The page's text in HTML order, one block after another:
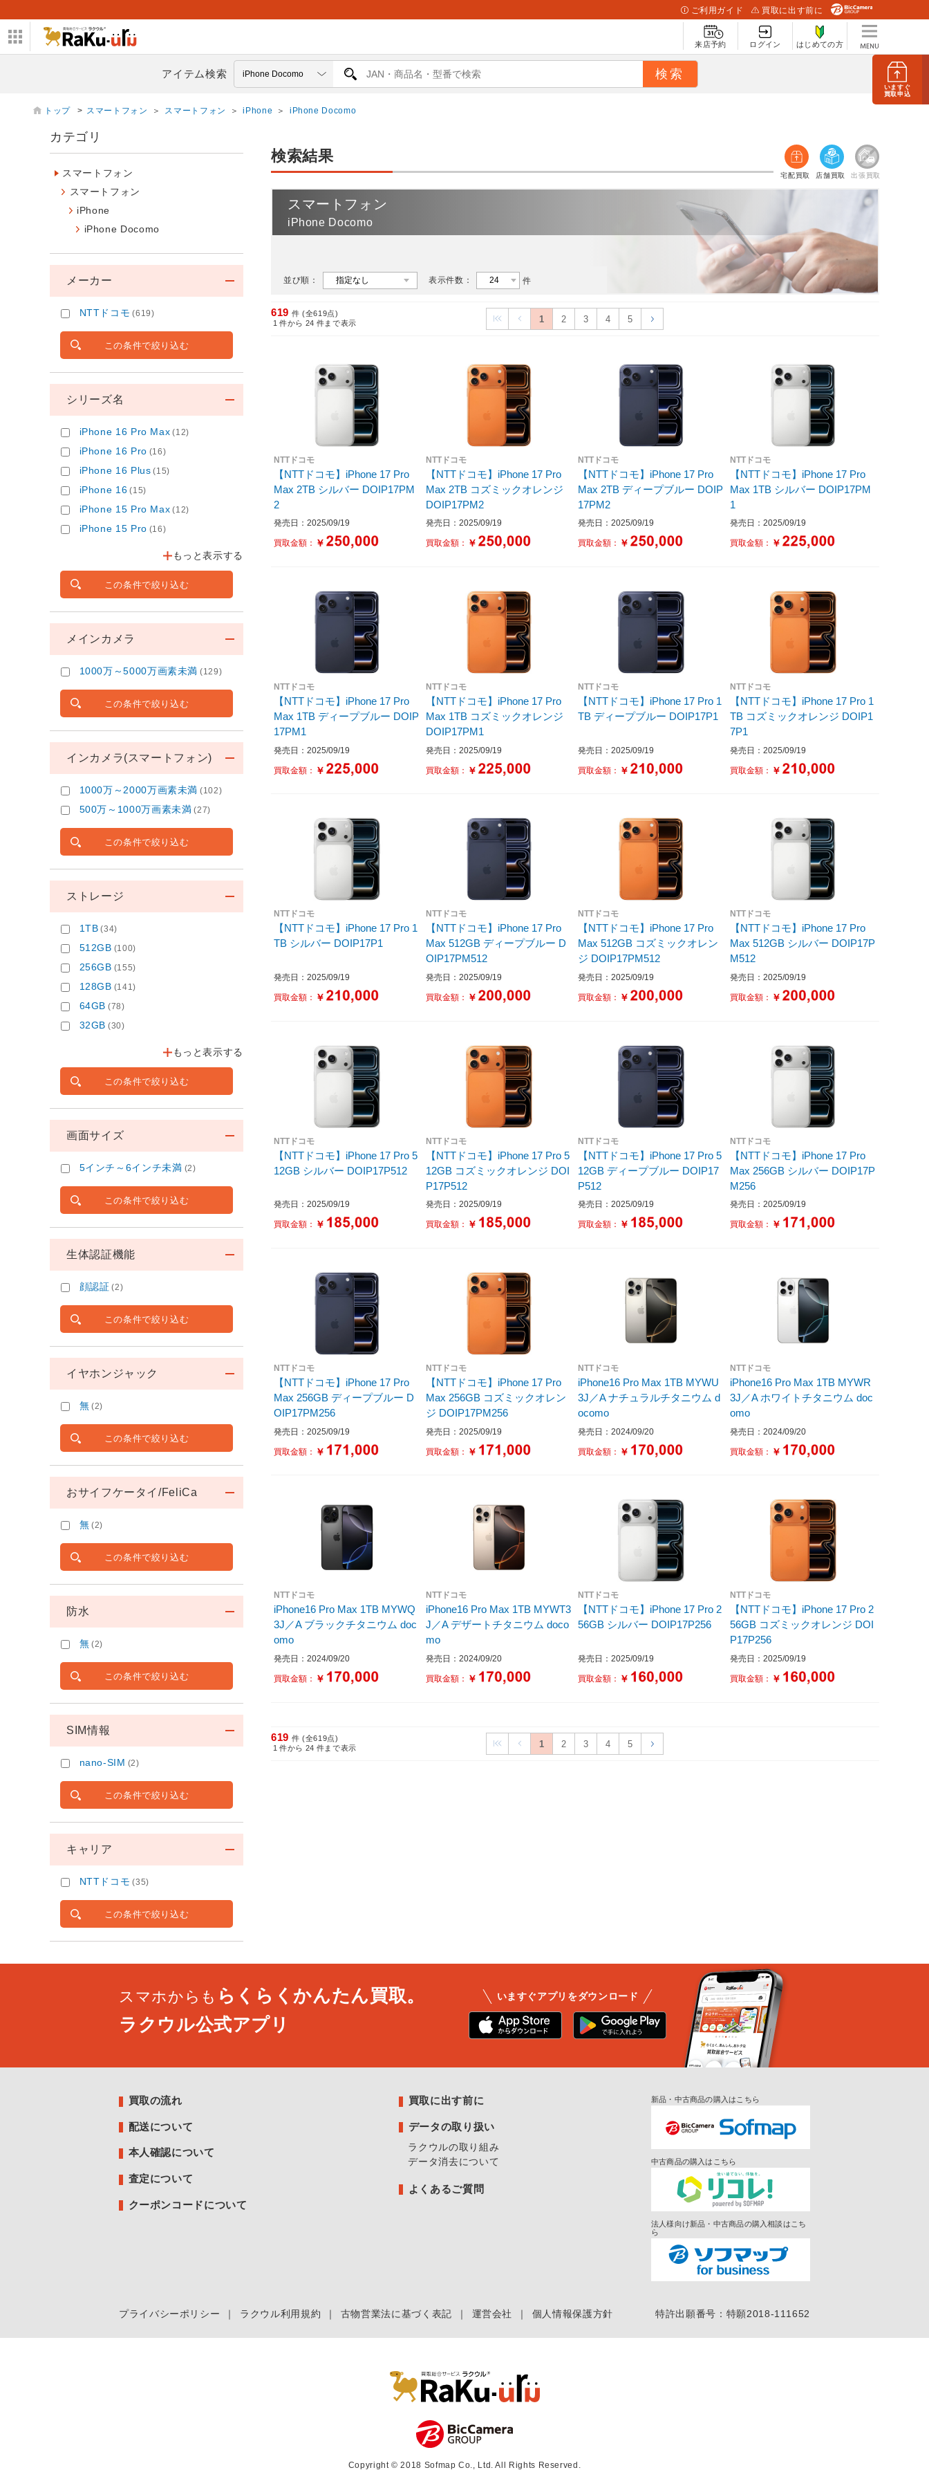
いますぐ
買取申込
ご利用ガイド 買取に出す前に
来店予約 ログイン はじめての方
アイテム検索
トップ > スマートフォン ＞ スマートフォン ＞ iPhone ＞ iPhone Docomo
検索結果
宅配買取 店舗買取 出張買取
スマートフォン
iPhone Docomo
並び順： 表示件数： 件
619 件 (全619点)
1 件から 24 件まで表示 1 2 3 4 5
NTTドコモ
【NTTドコモ】iPhone 17 Pro
Max 2TB シルバー DOIP17PM
2
発売日：2025/09/19
買取金額： ￥
NTTドコモ
【NTTドコモ】iPhone 17 Pro
Max 2TB コズミックオレンジ
DOIP17PM2
発売日：2025/09/19
買取金額： ￥
NTTドコモ
【NTTドコモ】iPhone 17 Pro
Max 2TB ディープブルー DOIP
17PM2
発売日：2025/09/19
買取金額： ￥
NTTドコモ
【NTTドコモ】iPhone 17 Pro
Max 1TB シルバー DOIP17PM
1
発売日：2025/09/19
買取金額： ￥
NTTドコモ
【NTTドコモ】iPhone 17 Pro
Max 1TB ディープブルー DOIP
17PM1
発売日：2025/09/19
買取金額： ￥
NTTドコモ
【NTTドコモ】iPhone 17 Pro
Max 1TB コズミックオレンジ
DOIP17PM1
発売日：2025/09/19
買取金額： ￥
NTTドコモ
【NTTドコモ】iPhone 17 Pro 1
TB ディープブルー DOIP17P1
発売日：2025/09/19
買取金額： ￥
NTTドコモ
【NTTドコモ】iPhone 17 Pro 1
TB コズミックオレンジ DOIP1
7P1
発売日：2025/09/19
買取金額： ￥
NTTドコモ
【NTTドコモ】iPhone 17 Pro 1
TB シルバー DOIP17P1
発売日：2025/09/19
買取金額： ￥
NTTドコモ
【NTTドコモ】iPhone 17 Pro
Max 512GB ディープブルー D
OIP17PM512
発売日：2025/09/19
買取金額： ￥
NTTドコモ
【NTTドコモ】iPhone 17 Pro
Max 512GB コズミックオレン
ジ DOIP17PM512
発売日：2025/09/19
買取金額： ￥
NTTドコモ
【NTTドコモ】iPhone 17 Pro
Max 512GB シルバー DOIP17P
M512
発売日：2025/09/19
買取金額： ￥
NTTドコモ
【NTTドコモ】iPhone 17 Pro 5
12GB シルバー DOIP17P512
発売日：2025/09/19
買取金額： ￥
NTTドコモ
【NTTドコモ】iPhone 17 Pro 5
12GB コズミックオレンジ DOI
P17P512
発売日：2025/09/19
買取金額： ￥
NTTドコモ
【NTTドコモ】iPhone 17 Pro 5
12GB ディープブルー DOIP17
P512
発売日：2025/09/19
買取金額： ￥
NTTドコモ
【NTTドコモ】iPhone 17 Pro
Max 256GB シルバー DOIP17P
M256
発売日：2025/09/19
買取金額： ￥
NTTドコモ
【NTTドコモ】iPhone 17 Pro
Max 256GB ディープブルー D
OIP17PM256
発売日：2025/09/19
買取金額： ￥
NTTドコモ
【NTTドコモ】iPhone 17 Pro
Max 256GB コズミックオレン
ジ DOIP17PM256
発売日：2025/09/19
買取金額： ￥
NTTドコモ
iPhone16 Pro Max 1TB MYWU
3J／A ナチュラルチタニウム d
ocomo
発売日：2024/09/20
買取金額： ￥
NTTドコモ
iPhone16 Pro Max 1TB MYWR
3J／A ホワイトチタニウム doc
omo
発売日：2024/09/20
買取金額： ￥
NTTドコモ
iPhone16 Pro Max 1TB MYWQ
3J／A ブラックチタニウム doc
omo
発売日：2024/09/20
買取金額： ￥
NTTドコモ
iPhone16 Pro Max 1TB MYWT3
J／A デザートチタニウム doco
mo
発売日：2024/09/20
買取金額： ￥
NTTドコモ
【NTTドコモ】iPhone 17 Pro 2
56GB シルバー DOIP17P256
発売日：2025/09/19
買取金額： ￥
NTTドコモ
【NTTドコモ】iPhone 17 Pro 2
56GB コズミックオレンジ DOI
P17P256
発売日：2025/09/19
買取金額： ￥
619 件 (全619点)
1 件から 24 件まで表示 1 2 3 4 5
カテゴリ
スマートフォン
スマートフォン
iPhone
iPhone Docomo
メーカー
NTTドコモ (619)
この条件で絞り込む
シリーズ名
iPhone 16 Pro Max (12)
iPhone 16 Pro (16)
iPhone 16 Plus (15)
iPhone 16 (15)
iPhone 15 Pro Max (12)
iPhone 15 Pro (16)
もっと表示する
この条件で絞り込む
メインカメラ
1000万～5000万画素未満 (129)
この条件で絞り込む
インカメラ(スマートフォン)
1000万～2000万画素未満 (102)
500万～1000万画素未満 (27)
この条件で絞り込む
ストレージ
1TB (34)
512GB (100)
256GB (155)
128GB (141)
64GB (78)
32GB (30)
もっと表示する
この条件で絞り込む
画面サイズ
5インチ～6インチ未満 (2)
この条件で絞り込む
生体認証機能
顔認証 (2)
この条件で絞り込む
イヤホンジャック
無 (2)
この条件で絞り込む
おサイフケータイ/FeliCa
無 (2)
この条件で絞り込む
防水
無 (2)
この条件で絞り込む
SIM情報
nano-SIM (2)
この条件で絞り込む
キャリア
NTTドコモ (35)
この条件で絞り込む
スマホからも らくらくかんたん買取。
ラクウル公式アプリ
いますぐアプリをダウンロード
買取の流れ
配送について
本人確認について
査定について
クーポンコードについて
買取に出す前に
データの取り扱い
ラクウルの取り組み
データ消去について
よくあるご質問
新品・中古商品の購入はこちら
中古商品の購入はこちら
法人様向け新品・中古商品の購入相談はこち
ら
プライバシーポリシー ｜ ラクウル利用規約 ｜ 古物営業法に基づく表記 ｜ 運営会社 ｜ 個人情報保護方針 特許出願番号：特願2018-111652
Copyright © 2018 Sofmap Co., Ltd. All Rights Reserved.